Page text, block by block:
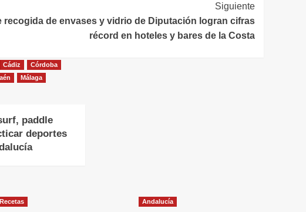
Siguiente
recogida de envases y vidrio de Diputación logran cifras
récord en hoteles y bares de la Costa
Cádiz
Córdoba
Málaga
paddle
deportes
Recetas Andalucía